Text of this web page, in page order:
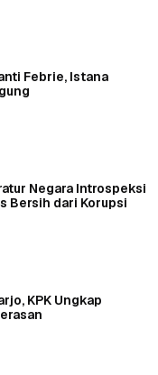
Febrie, Istana
Negara Introspeksi
Bersih dari Korupsi
KPK Ungkap